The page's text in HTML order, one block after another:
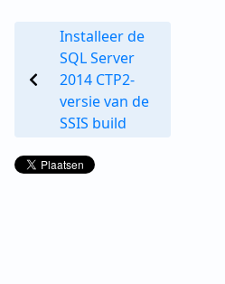
Installeer de
SQL Server
2014 CTP2-
versie van de
SSIS build